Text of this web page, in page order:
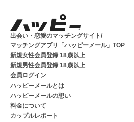
出会い・恋愛のマッチングサイト/
マッチングアプリ「ハッピーメール」TOP
新規女性会員登録 18歳以上
新規男性会員登録 18歳以上
会員ログイン
ハッピーメールとは
ハッピーメールの想い
料金について
カップルレポート